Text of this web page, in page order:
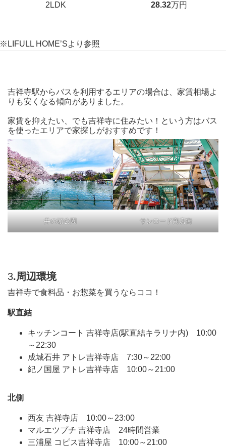
2LDK 28.32万円
※LIFULL HOME’Sより参照
吉祥寺駅からバスを利用するエリアの場合は、家賃相場よ
りも安くなる傾向がありました。
家賃を抑えたい、でも吉祥寺に住みたい！という方はバス
を使ったエリアで家探しがおすすめです！
井の頭公園 サンロード商店街
3.周辺環境
吉祥寺で食料品・お惣菜を買うならココ！
駅直結
キッチンコート 吉祥寺店(駅直結キラリナ内) 10:00
～22:30
成城石井 アトレ吉祥寺店 7:30～22:00
紀ノ国屋 アトレ吉祥寺店 10:00～21:00
北側
西友 吉祥寺店 10:00～23:00
マルエツプチ 吉祥寺店 24時間営業
三浦屋 コピス吉祥寺店 10:00～21:00